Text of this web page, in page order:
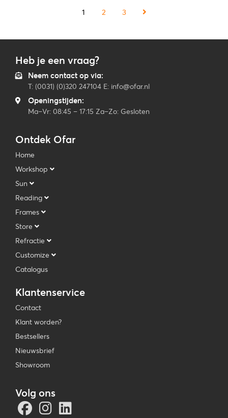
1 2 3
Heb je een vraag?
Neem contact op via:
T: (0031) (0)320 247104 E: info@ofar.nl
Openingstijden:
Ma–Vr: 08:45 – 17:15 Za–Zo: Gesloten
Ontdek Ofar
Home
Workshop
Sun
Reading
Frames
Store
Refractie
Customize
Catalogus
Klantenservice
Contact
Klant worden?
Bestsellers
Nieuwsbrief
Showroom
Volg ons